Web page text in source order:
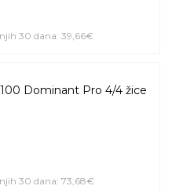
30 dana: 39,66€
Dominant Pro 4/4 žice
30 dana: 73,68€